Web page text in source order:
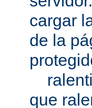
cargar
de la
que